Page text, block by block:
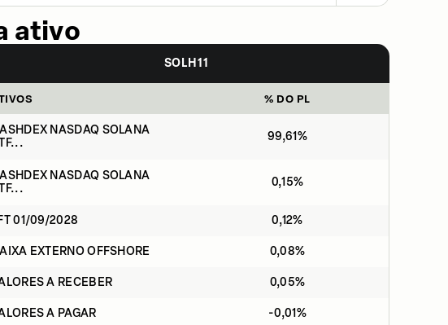
ativo
SOLH11
% DO PL
NASDAQ SOLANA
99,61%
NASDAQ SOLANA
0,15%
01/09/2028 0,12%
EXTERNO OFFSHORE 0,08%
A RECEBER 0,05%
A PAGAR -0,01%